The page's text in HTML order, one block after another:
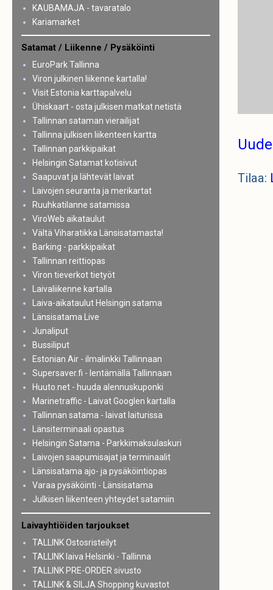
Tilaa:
KAUBAMAJA - tavaratalo
Kariamarket
Satamat / Liikenne / Pysäköinti
EuroPark Tallinna
Viron julkinen liikenne kartalla!
Visit Estonia karttapalvelu
Ühiskaart - osta julkisen matkat netistä
Tallinnan sataman vierailijat
Tallinna julkisen liikenteen kartta
Tallinnan parkkipaikat
Helsingin Satamat kotisivut
Saapuvat ja lähtevät laivat
Laivojen seuranta ja merikartat
Ruuhkatilanne satamissa
ViroWeb aikataulut
Vältä Viharatikka Länsisatamasta!
Barking - parkkipaikat
Tallinnan reittiopas
Viron tieverkot tietyöt
Laivaliikenne kartalla
Laiva-aikataulut Helsingin satama
Länsisatama Live
Junaliput
Bussiliput
Estonian Air - ilmalinkki Tallinnaan
Supersaver.fi - lentämällä Tallinnaan
Huuto.net - huuda alennuskuponki
Marinetraffic - Laivat Googlen kartalla
Tallinnan satama - laivat laiturissa
Länsiterminaali opastus
Helsingin Satama - Parkkimaksulaskuri
Laivojen saapumisajat ja terminaalit
Länsisatama ajo- ja pysäköintiopas
Varaa pysäköinti - Länsisatama
Julkisen liikenteen yhteydet satamiin
Laivayhtiöiden tarjoukset
TALLINK Ostosristeilyt
TALLINK laiva Helsinki - Tallinna
TALLINK PRE-ORDER sivusto
TALLINK & SILJA Shopping kuvastot